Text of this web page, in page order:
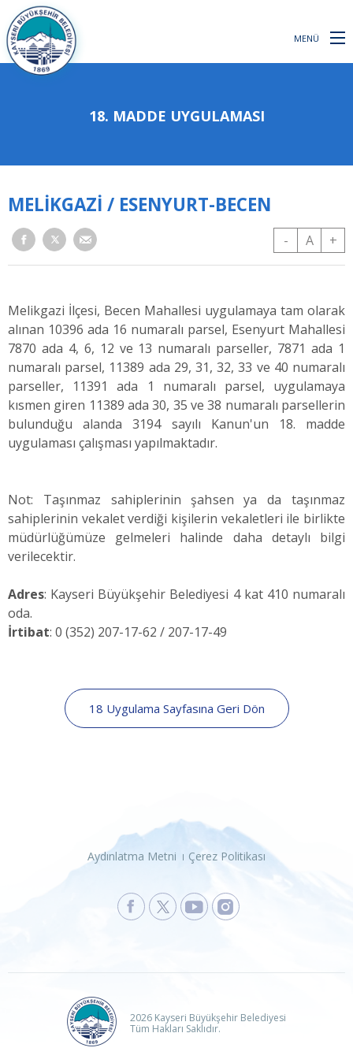
MENÜ
18. MADDE UYGULAMASI
MELİKGAZİ / ESENYURT-BECEN
- A +
Melikgazi İlçesi, Becen Mahallesi uygulamaya tam olarak
alınan 10396 ada 16 numaralı parsel, Esenyurt Mahallesi
7870 ada 4, 6, 12 ve 13 numaralı parseller, 7871 ada 1
numaralı parsel, 11389 ada 29, 31, 32, 33 ve 40 numaralı
parseller, 11391 ada 1 numaralı parsel, uygulamaya
kısmen giren 11389 ada 30, 35 ve 38 numaralı parsellerin
bulunduğu alanda 3194 sayılı Kanun'un 18. madde
uygulaması çalışması yapılmaktadır.
Not: Taşınmaz sahiplerinin şahsen ya da taşınmaz
sahiplerinin vekalet verdiği kişilerin vekaletleri ile birlikte
müdürlüğümüze gelmeleri halinde daha detaylı bilgi
verilecektir.
Adres: Kayseri Büyükşehir Belediyesi 4 kat 410 numaralı
oda.
İrtibat: 0 (352) 207-17-62 / 207-17-49
18 Uygulama Sayfasına Geri Dön
Aydınlatma Metni Çerez Politikası
2026 Kayseri Büyükşehir Belediyesi
Tüm Hakları Saklıdır.